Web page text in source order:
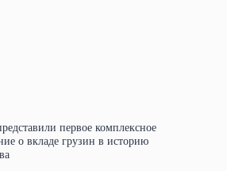
первое комплексное
о вкладе грузин в историю